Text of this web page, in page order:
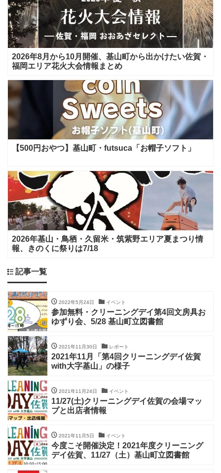
2026年8月から10月開催、基山町から出かけたい佐賀・
福岡エリア花火大会情報まとめ
【500円おやつ】基山町・futsuca「お帽子ソフト」
2026年基山・鳥栖・久留米・筑紫野エリア夏まつり情
報、きのくに祭りは7/18
記事一覧
2022年5月24日 イベント
参加無料・クリーニングデイ第4回文房具お
ゆずり会、5/28 基山町立図書館
2021年11月30日 レポート
2021年11月「第4回クリーニングデイ佐賀
with大字基山」の様子
2021年11月24日 イベント
11/27(土)クリーニングデイ佐賀の会場マッ
プと出店者情報
2021年11月5日 イベント
今度こそ開催決定！2021年度クリーニング
デイ佐賀、11/27（土）基山町立図書館